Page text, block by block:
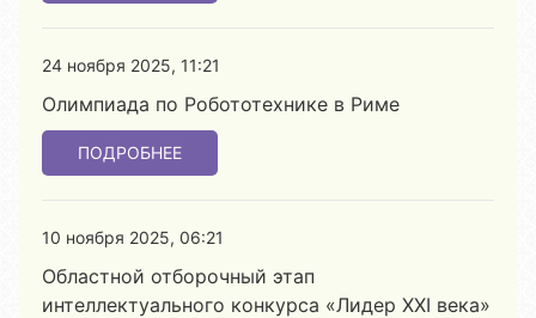
24 ноября 2025, 11:21
Олимпиада по Робототехнике в Риме
ПОДРОБНЕЕ
10 ноября 2025, 06:21
Областной отборочный этап
интеллектуального конкурса «Лидер ХХІ века»